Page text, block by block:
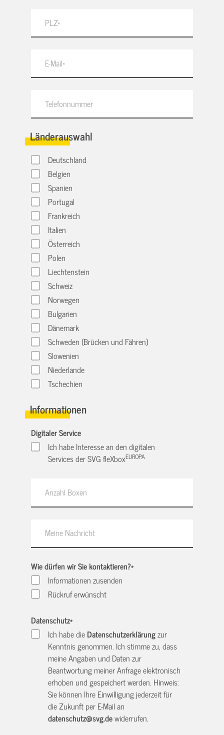
Länderauswahl
Deutschland
Belgien
Spanien
Portugal
Frankreich
Italien
Österreich
Polen
Liechtenstein
Schweiz
Norwegen
Bulgarien
Dänemark
Schweden (Brücken und Fähren)
Slowenien
Niederlande
Tschechien
Informationen
Digitaler Service
Ich habe Interesse an den digitalen
Services der SVG fleXboxEUROPA
Wie dürfen wir Sie kontaktieren?*
Informationen zusenden
Rückruf erwünscht
Datenschutz*
Ich habe dieDatenschutzerklärungzur
Kenntnis genommen. Ich stimme zu, dass
meine Angaben und Daten zur
Beantwortung meiner Anfrage elektronisch
erhoben und gespeichert werden. Hinweis:
Sie können Ihre Einwilligung jederzeit für
die Zukunft per E-Mail an
datenschutz@svg.dewiderrufen.